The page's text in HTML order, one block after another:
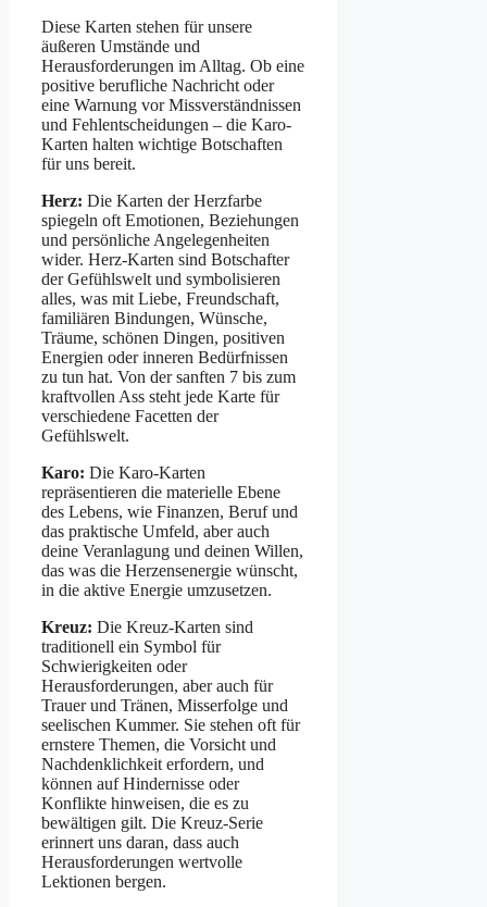
Diese Karten stehen für unsere
äußeren Umstände und
Herausforderungen im Alltag. Ob eine
positive berufliche Nachricht oder
eine Warnung vor Missverständnissen
und Fehlentscheidungen – die Karo-
Karten halten wichtige Botschaften
für uns bereit.
Herz: Die Karten der Herzfarbe
spiegeln oft Emotionen, Beziehungen
und persönliche Angelegenheiten
wider. Herz-Karten sind Botschafter
der Gefühlswelt und symbolisieren
alles, was mit Liebe, Freundschaft,
familiären Bindungen, Wünsche,
Träume, schönen Dingen, positiven
Energien oder inneren Bedürfnissen
zu tun hat. Von der sanften 7 bis zum
kraftvollen Ass steht jede Karte für
verschiedene Facetten der
Gefühlswelt.
Karo: Die Karo-Karten
repräsentieren die materielle Ebene
des Lebens, wie Finanzen, Beruf und
das praktische Umfeld, aber auch
deine Veranlagung und deinen Willen,
das was die Herzensenergie wünscht,
in die aktive Energie umzusetzen.
Kreuz: Die Kreuz-Karten sind
traditionell ein Symbol für
Schwierigkeiten oder
Herausforderungen, aber auch für
Trauer und Tränen, Misserfolge und
seelischen Kummer. Sie stehen oft für
ernstere Themen, die Vorsicht und
Nachdenklichkeit erfordern, und
können auf Hindernisse oder
Konflikte hinweisen, die es zu
bewältigen gilt. Die Kreuz-Serie
erinnert uns daran, dass auch
Herausforderungen wertvolle
Lektionen bergen.